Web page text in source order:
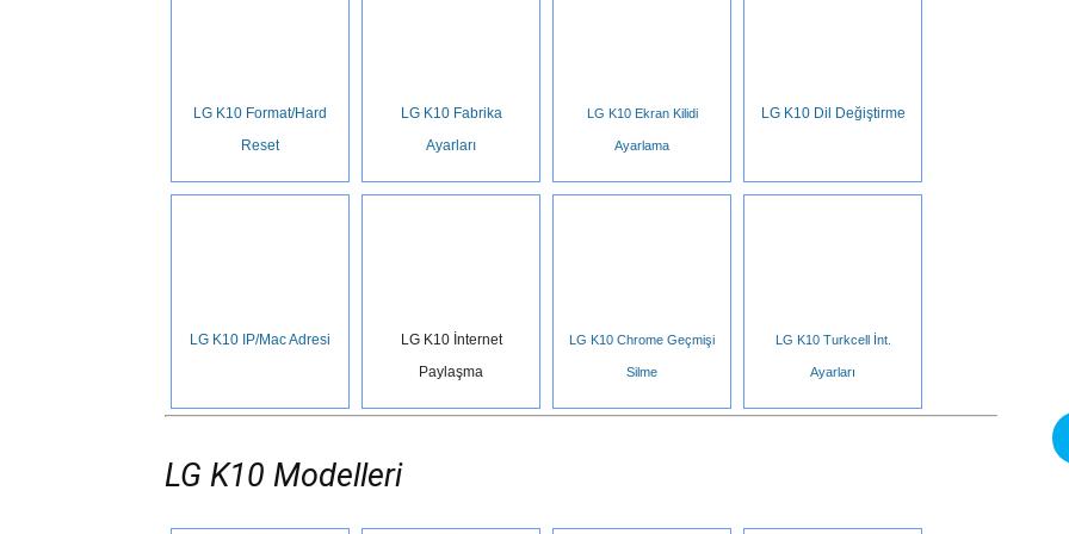
LG K10 Format/Hard
Reset
LG K10 Fabrika
Ayarları
LG K10 Ekran Kilidi
Ayarlama
LG K10 Dil Değiştirme
LG K10 IP/Mac Adresi
LG K10 İnternet
Paylaşma
LG K10 Chrome Geçmişi
Silme
LG K10 Turkcell İnt.
Ayarları
LG K10 Modelleri